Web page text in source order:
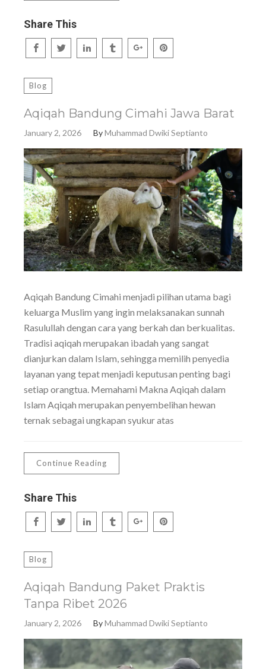
Share This
Blog
Aqiqah Bandung Cimahi Jawa Barat
January 2, 2026 ByMuhammad Dwiki Septianto
Aqiqah Bandung Cimahi menjadi pilihan utama bagi
keluarga Muslim yang ingin melaksanakan sunnah
Rasulullah dengan cara yang berkah dan berkualitas.
Tradisi aqiqah merupakan ibadah yang sangat
dianjurkan dalam Islam, sehingga memilih penyedia
layanan yang tepat menjadi keputusan penting bagi
setiap orangtua. Memahami Makna Aqiqah dalam
Islam Aqiqah merupakan penyembelihan hewan
ternak sebagai ungkapan syukur atas
Continue Reading
Share This
Blog
Aqiqah Bandung Paket Praktis
Tanpa Ribet 2026
January 2, 2026 ByMuhammad Dwiki Septianto